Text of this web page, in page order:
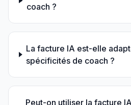
coach ?
La facture IA est-elle
spécificités de coach ?
Peut-on utiliser la facture